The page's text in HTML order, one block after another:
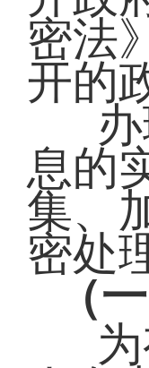
密法
开的
息的
集、
密处
（